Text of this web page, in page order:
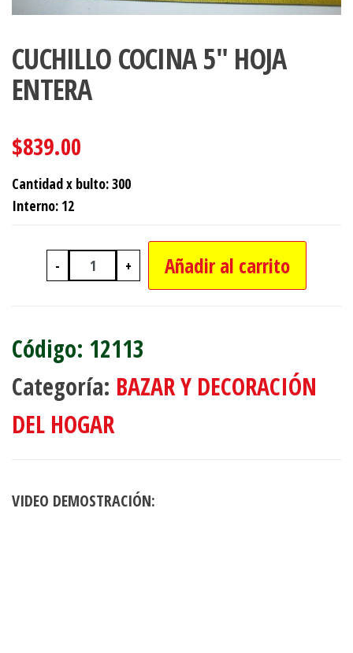
CUCHILLO COCINA 5″ HOJA
ENTERA
$839.00
Cantidad x bulto: 300
Interno: 12
-
CUCHILLO COCINA 5" HOJA
+ Añadir al carrito
12113
Categoría: BAZAR Y DECORACIÓN
DEL HOGAR
VIDEO DEMOSTRACIÓN: